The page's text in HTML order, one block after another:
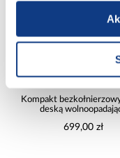
Kompakt
deską
699,00 zł